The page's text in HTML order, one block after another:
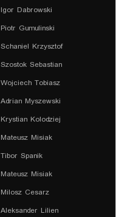
Igor Dabrowski
Piotr Gumulinski
Schaniel Krzysztof
Szostok Sebastian
Wojciech Tobiasz
Adrian Myszewski
Krystian Kolodziej
Mateusz Misiak
Tibor Spanik
Mateusz Misiak
Milosz Cesarz
Aleksander Lilien